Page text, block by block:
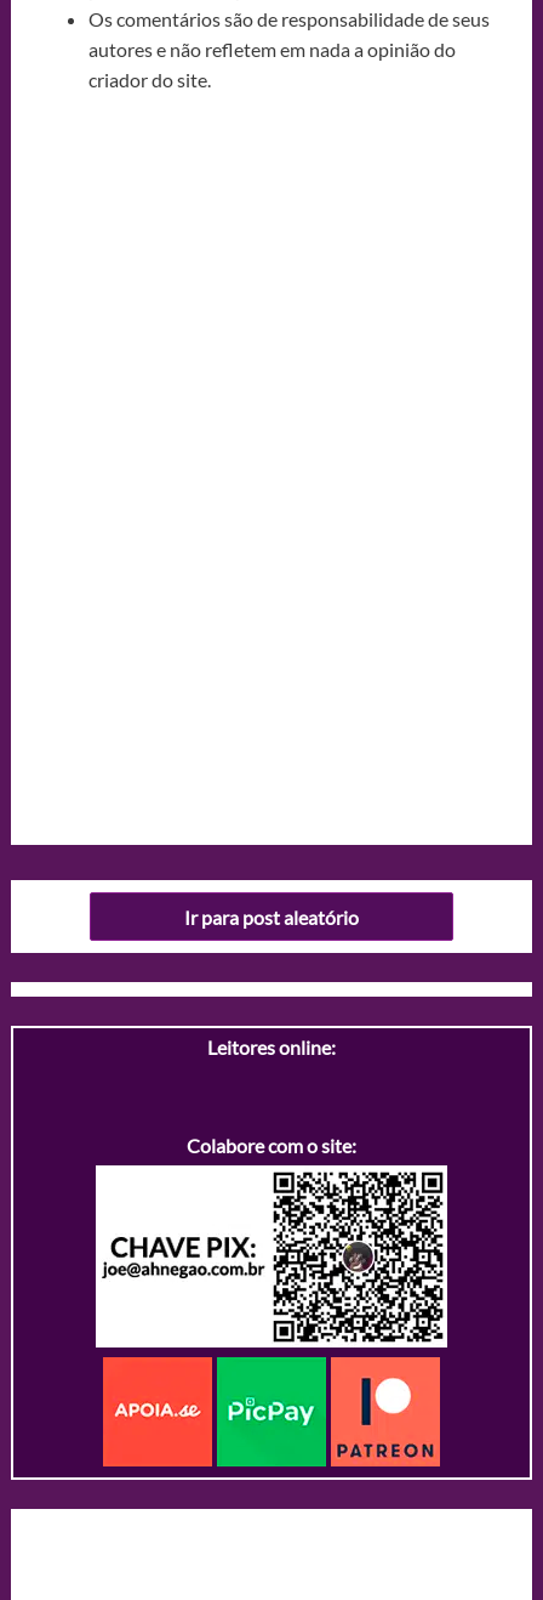
Os comentários são de responsabilidade de seus
autores e não refletem em nada a opinião do
criador do site.
Ir para post aleatório
Leitores online:
Colabore com o site: